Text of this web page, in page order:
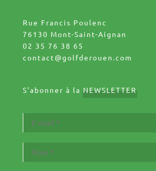
Rue Francis Poulenc
76130 Mont-Saint-Aignan
02 35 76 38 65
contact@golfderouen.com
S'abonner à la NEWSLETTER